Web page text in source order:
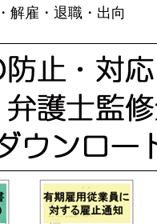
解雇・退職・出向